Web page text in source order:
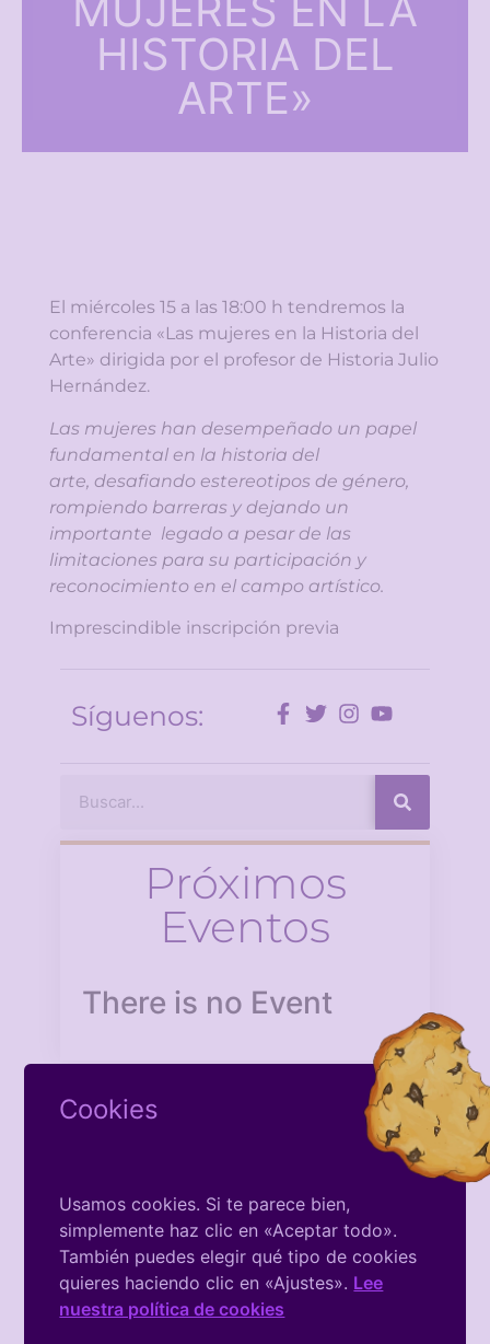
MUJERES EN LA
HISTORIA DEL
ARTE»
El miércoles 15 a las 18:00 h tendremos la
conferencia «Las mujeres en la Historia del
Arte» dirigida por el profesor de Historia Julio
Hernández.
Las mujeres han desempeñado un papel
fundamental en la historia del
arte, desafiando estereotipos de género,
rompiendo barreras y dejando un
importante legado a pesar de las
limitaciones para su participación y
reconocimiento en el campo artístico.
Imprescindible inscripción previa
Síguenos:
Próximos
Eventos
There is no Event
Facebook
De La
Asociación
Cookies
Usamos cookies. Si te parece bien,
simplemente haz clic en «Aceptar todo».
También puedes elegir qué tipo de cookies
quieres haciendo clic en «Ajustes». Lee
nuestra política de cookies